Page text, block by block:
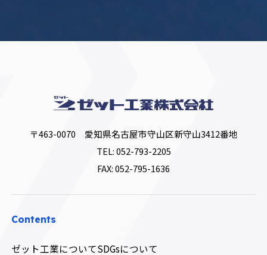
〒463-0070 愛知県名古屋市守山区新守山3412番地
TEL:052-793-2205
FAX: 052-795-1636
Contents
ゼット工業についてSDGsについて